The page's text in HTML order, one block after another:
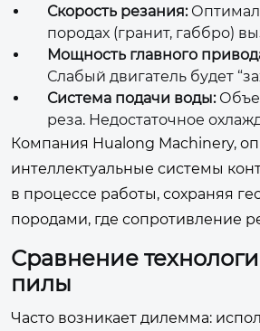
Скорость резания:
породах (гранит, габбро)
Мощность главного
Слабый двигатель будет
Система подачи воды:
реза. Недостаточное
Компания Hualong Machinery,
интеллектуальные системы
в процессе работы, сохраняя
породами, где сопротивление
Сравнение
пилы
Часто возникает дилемма: